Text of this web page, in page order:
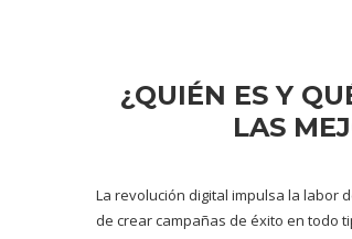
¿QUIÉN ES Y
LAS
La revolución digital impulsa la labor
de crear campañas de éxito en todo